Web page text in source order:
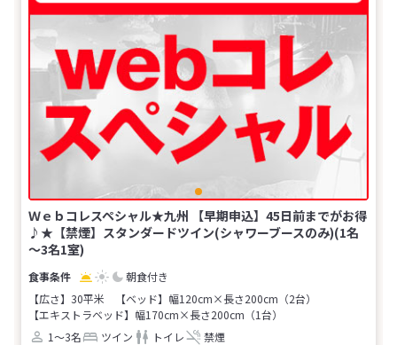
Ｗｅｂコレスペシャル★九州 【早期申込】45日前までがお得
♪★【禁煙】スタンダードツイン(シャワーブースのみ)(1名
～3名1室)
朝食付き
【広さ】30平米
【ベッド】幅120cm×長さ200cm（2台）
【エキストラベッド】幅170cm×長さ200cm（1台）
1～3名
ツイン トイレ 禁煙